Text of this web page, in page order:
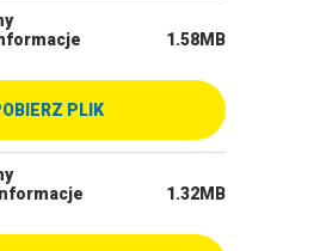
1.58MB
PLIK
1.32MB